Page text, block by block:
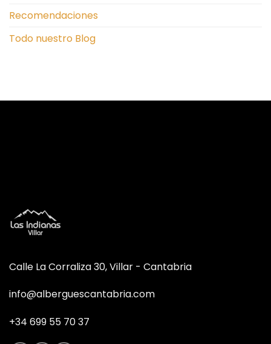
Recomendaciones
Todo nuestro Blog
Calle La Corraliza 30, Villar - Cantabria
info@alberguescantabria.com
+34 699 55 70 37